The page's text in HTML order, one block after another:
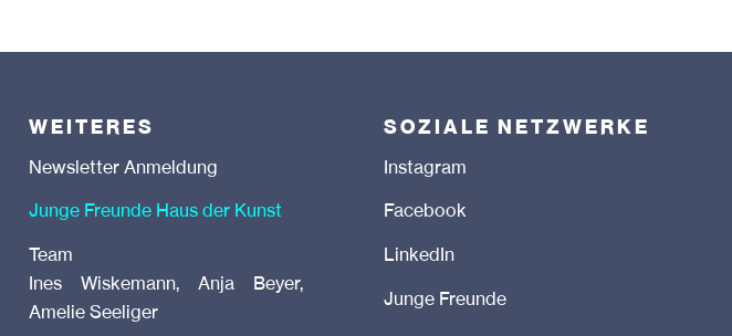
WEITERES
Newsletter Anmeldung
Junge Freunde Haus der Kunst
Team
Ines Wiskemann, Anja Beyer,
Amelie Seeliger
SOZIALE NETZWERKE
Instagram
Facebook
LinkedIn
Junge Freunde